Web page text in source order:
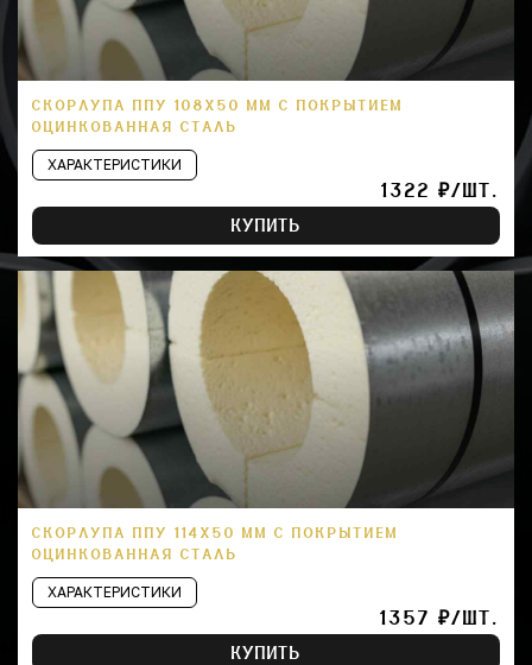
СКОРЛУПА ППУ 108Х50 ММ С ПОКРЫТИЕМ
ОЦИНКОВАННАЯ СТАЛЬ
ХАРАКТЕРИСТИКИ
1322 ₽/ШТ.
КУПИТЬ
СКОРЛУПА ППУ 114Х50 ММ С ПОКРЫТИЕМ
ОЦИНКОВАННАЯ СТАЛЬ
ХАРАКТЕРИСТИКИ
1357 ₽/ШТ.
КУПИТЬ